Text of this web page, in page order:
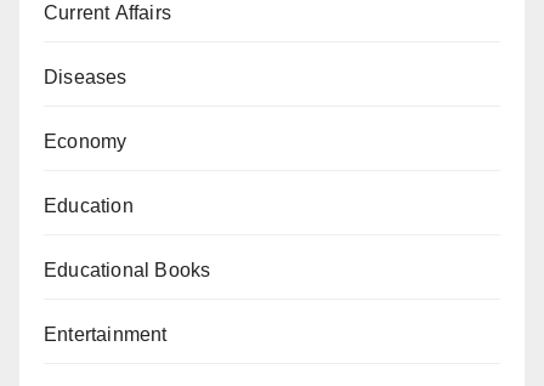
Current Affairs
Diseases
Economy
Education
Educational Books
Entertainment